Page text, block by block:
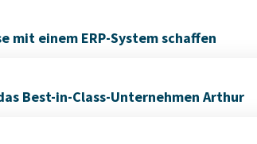
mit einem ERP-System schaffen
Best-in-Class-Unternehmen Arthur